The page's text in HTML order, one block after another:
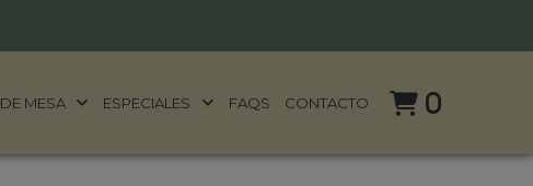
MESA ESPECIALES FAQS CONTACTO 0